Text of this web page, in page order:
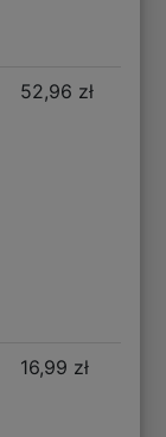
52,96 zł
16,99 zł